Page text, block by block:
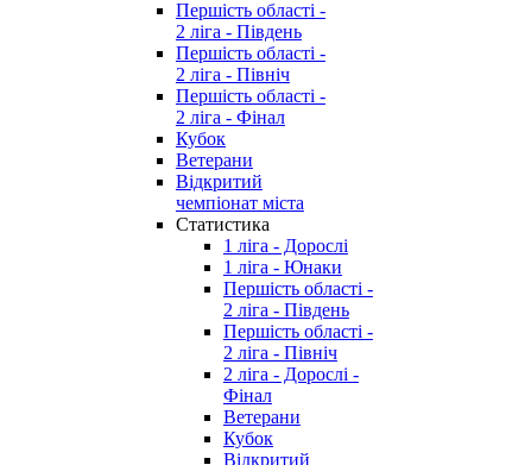
Першість області -
2 ліга - Південь
Першість області -
2 ліга - Північ
Першість області -
2 ліга - Фінал
Кубок
Ветерани
Відкритий
чемпіонат міста
Статистика
1 ліга - Дорослі
1 ліга - Юнаки
Першість області -
2 ліга - Південь
Першість області -
2 ліга - Північ
2 ліга - Дорослі -
Фінал
Ветерани
Кубок
Відкритий